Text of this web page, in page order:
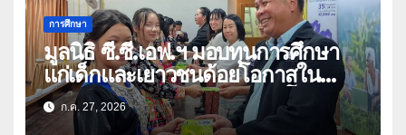
การศึกษา
มูลนิธิ ซี.ซี.เอฟ.ฯ มอบทุนการศึกษา
แก่เด็กและเยาวชนด้อยโอกาสใน
จังหวัดเชียงราย-พะเยา สร้างโอกาส
ทางการศึกษา
ก.ค. 27, 2026